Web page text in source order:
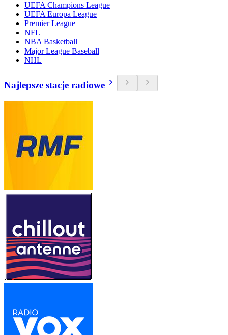
UEFA Champions League
UEFA Europa League
Premier League
NFL
NBA Basketball
Major League Baseball
NHL
Najlepsze stacje radiowe